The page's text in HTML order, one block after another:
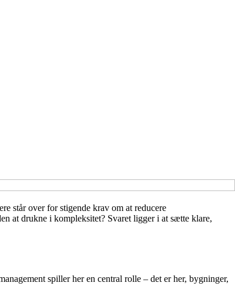
står over for stigende krav om at reducere
at drukne i kompleksitet? Svaret ligger i at sætte klare,
spiller her en central rolle – det er her, bygninger,